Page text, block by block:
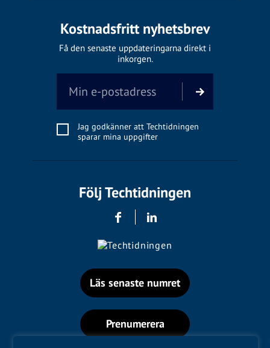
Kostnadsfritt nyhetsbrev
Få den senaste uppdateringarna direkt i
inkorgen.
Jag godkänner att Techtidningen
sparar mina uppgifter
Följ Techtidningen
Läs senaste numret
Prenumerera